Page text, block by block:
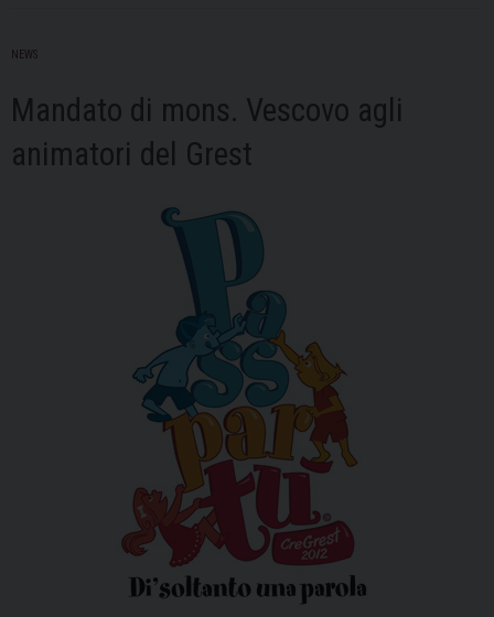
NEWS
Mandato di mons. Vescovo agli
animatori del Grest